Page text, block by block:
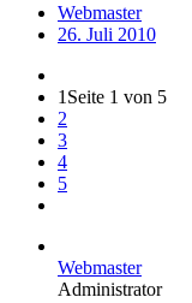
Webmaster
26. Juli 2010
1 Seite 1 von 5
2
3
4
5
Webmaster
Administrator